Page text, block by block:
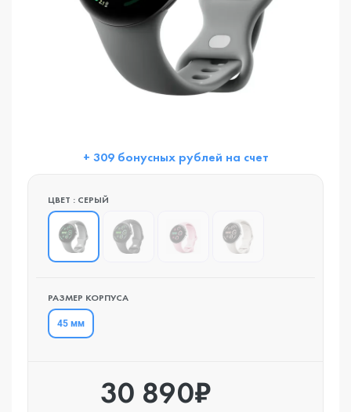
+ 309 бонусных рублей на счет
ЦВЕТ : СЕРЫЙ
РАЗМЕР КОРПУСА
45 мм
30 890₽